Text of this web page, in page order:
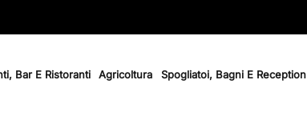
Bar E Ristoranti Agricoltura Spogliatoi, Bagni E Reception